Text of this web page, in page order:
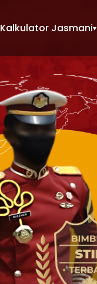
Kalkulator Jasmani▾